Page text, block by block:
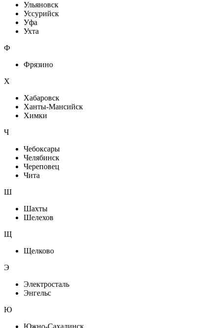
Ульяновск
Уссурийск
Уфа
Ухта
Ф
Фрязино
Х
Хабаровск
Ханты-Мансийск
Химки
Ч
Чебоксары
Челябинск
Череповец
Чита
Ш
Шахты
Шелехов
Щ
Щелково
Э
Электросталь
Энгельс
Ю
Южно-Сахалинск